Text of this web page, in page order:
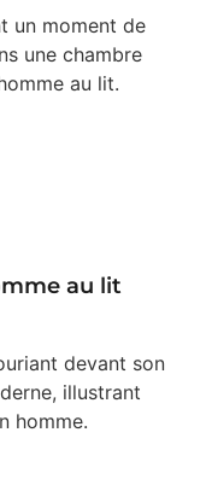
au lit